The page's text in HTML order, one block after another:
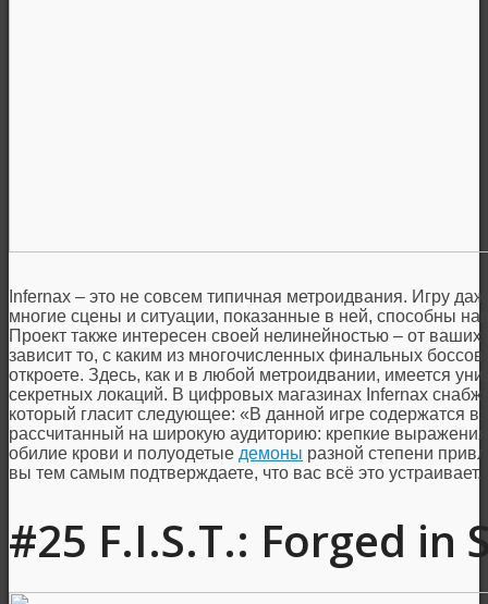
Infernax – это не совсем типичная метроидвания. Игру
многие сцены и ситуации, показанные в ней, способны
Проект также интересен своей нелинейностью – от
зависит то, с каким из многочисленных финальных
откроете. Здесь, как и в любой метроидвании, имеется
секретных локаций. В цифровых магазинах Infernax
который гласит следующее: «В данной игре содержатся
рассчитанный на широкую аудиторию: крепкие
обилие крови и полуодетые демоны разной степени
вы тем самым подтверждаете, что вас всё это
#25 F.I.S.T.: Forged in